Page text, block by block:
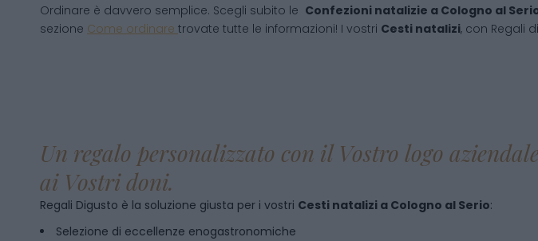
Ordinare è davvero semplice. Scegli subito le Confezioni natalizie a Cologno al
sezione Come ordinare trovate tutte le informazioni! I vostri Cesti natalizi, con Regali
Un regalo personalizzato con il Vostro logo
ai Vostri doni.
Regali Digusto è la soluzione giusta per i vostri Cesti natalizi a Cologno al Serio:
Selezione di eccellenze enogastronomiche